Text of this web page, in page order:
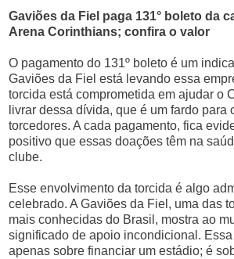
Gaviões da Fiel paga 131° boleto da
Arena Corinthians; confira o valor
O pagamento do 131º boleto é um
Gaviões da Fiel está levando essa
torcida está comprometida em ajudar o
livrar dessa dívida, que é um fardo para
torcedores. A cada pagamento, fica
positivo que essas doações têm na
clube.
Esse envolvimento da torcida é algo
celebrado. A Gaviões da Fiel, uma das
mais conhecidas do Brasil, mostra ao
significado de apoio incondicional.
apenas sobre financiar um estádio; é